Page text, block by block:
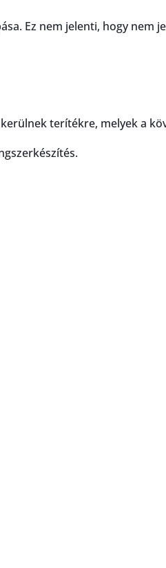
Ez nem jelenti, hogy nem
kerülnek terítékre, melyek a